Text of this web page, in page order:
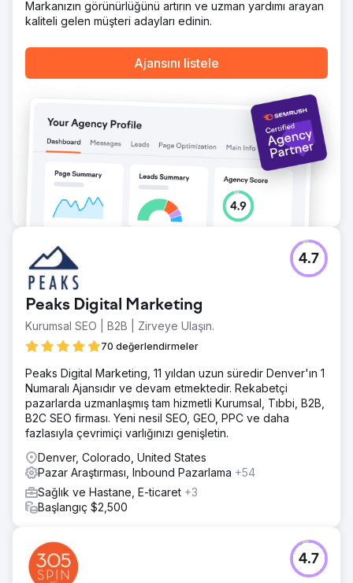
Ajans sayfasına git
Markanızın görünürlüğünü artırın ve uzman yardımı arayan
kaliteli gelen müşteri adayları edinin.
Ajansını listele
Peaks Digital Marketing
Kurumsal SEO | B2B | Zirveye Ulaşın.
70 değerlendirmeler
4.7
Peaks Digital Marketing, 11 yıldan uzun süredir Denver'ın 1
Numaralı Ajansıdır ve devam etmektedir. Rekabetçi
pazarlarda uzmanlaşmış tam hizmetli Kurumsal, Tıbbi, B2B,
B2C SEO firması. Yeni nesil SEO, GEO, PPC ve daha
fazlasıyla çevrimiçi varlığınızı genişletin.
Denver, Colorado, United States
Pazar Araştırması, Inbound Pazarlama +54
Sağlık ve Hastane, E-ticaret +3
Başlangıç $2,500
4.7